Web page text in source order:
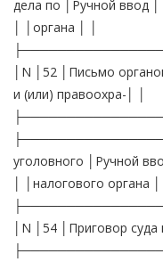
дела по │Ручной ввод
│ │органа │ │
│N │52 │Письмо
и (или) правоохра-│ │
уголовного │Ручной
│ │налогового органа │
│N │54 │Приговор